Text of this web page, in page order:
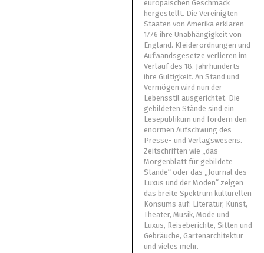
europäischen Geschmack
hergestellt. Die Vereinigten
Staaten von Amerika erklären
1776 ihre Unabhängigkeit von
England. Kleiderordnungen und
Aufwandsgesetze verlieren im
Verlauf des 18. Jahrhunderts
ihre Gültigkeit. An Stand und
Vermögen wird nun der
Lebensstil ausgerichtet. Die
gebildeten Stände sind ein
Lesepublikum und fördern den
enormen Aufschwung des
Presse- und Verlagswesens.
Zeitschriften wie „das
Morgenblatt für gebildete
Stände“ oder das „Journal des
Luxus und der Moden“ zeigen
das breite Spektrum kulturellen
Konsums auf: Literatur, Kunst,
Theater, Musik, Mode und
Luxus, Reiseberichte, Sitten und
Gebräuche, Gartenarchitektur
und vieles mehr.